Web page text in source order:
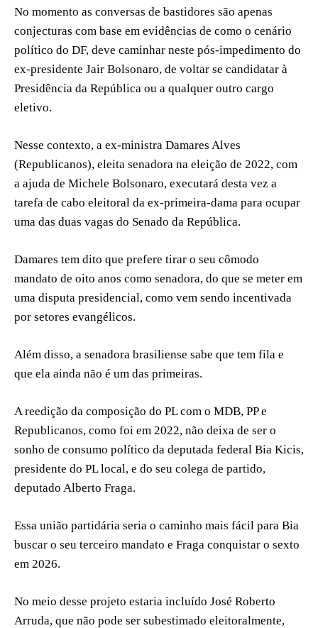
No momento as conversas de bastidores são apenas
conjecturas com base em evidências de como o cenário
político do DF, deve caminhar neste pós-impedimento do
ex-presidente Jair Bolsonaro, de voltar se candidatar à
Presidência da República ou a qualquer outro cargo
eletivo.
Nesse contexto, a ex-ministra Damares Alves
(Republicanos), eleita senadora na eleição de 2022, com
a ajuda de Michele Bolsonaro, executará desta vez a
tarefa de cabo eleitoral da ex-primeira-dama para ocupar
uma das duas vagas do Senado da República.
Damares tem dito que prefere tirar o seu cômodo
mandato de oito anos como senadora, do que se meter em
uma disputa presidencial, como vem sendo incentivada
por setores evangélicos.
Além disso, a senadora brasiliense sabe que tem fila e
que ela ainda não é um das primeiras.
A reedição da composição do PL com o MDB, PP e
Republicanos, como foi em 2022, não deixa de ser o
sonho de consumo político da deputada federal Bia Kicis,
presidente do PL local, e do seu colega de partido,
deputado Alberto Fraga.
Essa união partidária seria o caminho mais fácil para Bia
buscar o seu terceiro mandato e Fraga conquistar o sexto
em 2026.
No meio desse projeto estaria incluído José Roberto
Arruda, que não pode ser subestimado eleitoralmente,